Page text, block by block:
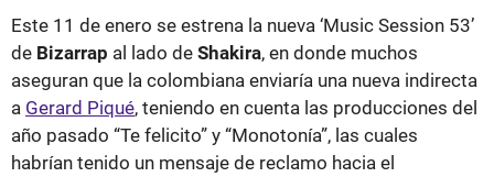
Este 11 de enero se estrena la nueva ‘Music Session 53’
de Bizarrap al lado de Shakira, en donde muchos
aseguran que la colombiana enviaría una nueva indirecta
a Gerard Piqué, teniendo en cuenta las producciones del
año pasado “Te felicito” y “Monotonía”, las cuales
habrían tenido un mensaje de reclamo hacia el